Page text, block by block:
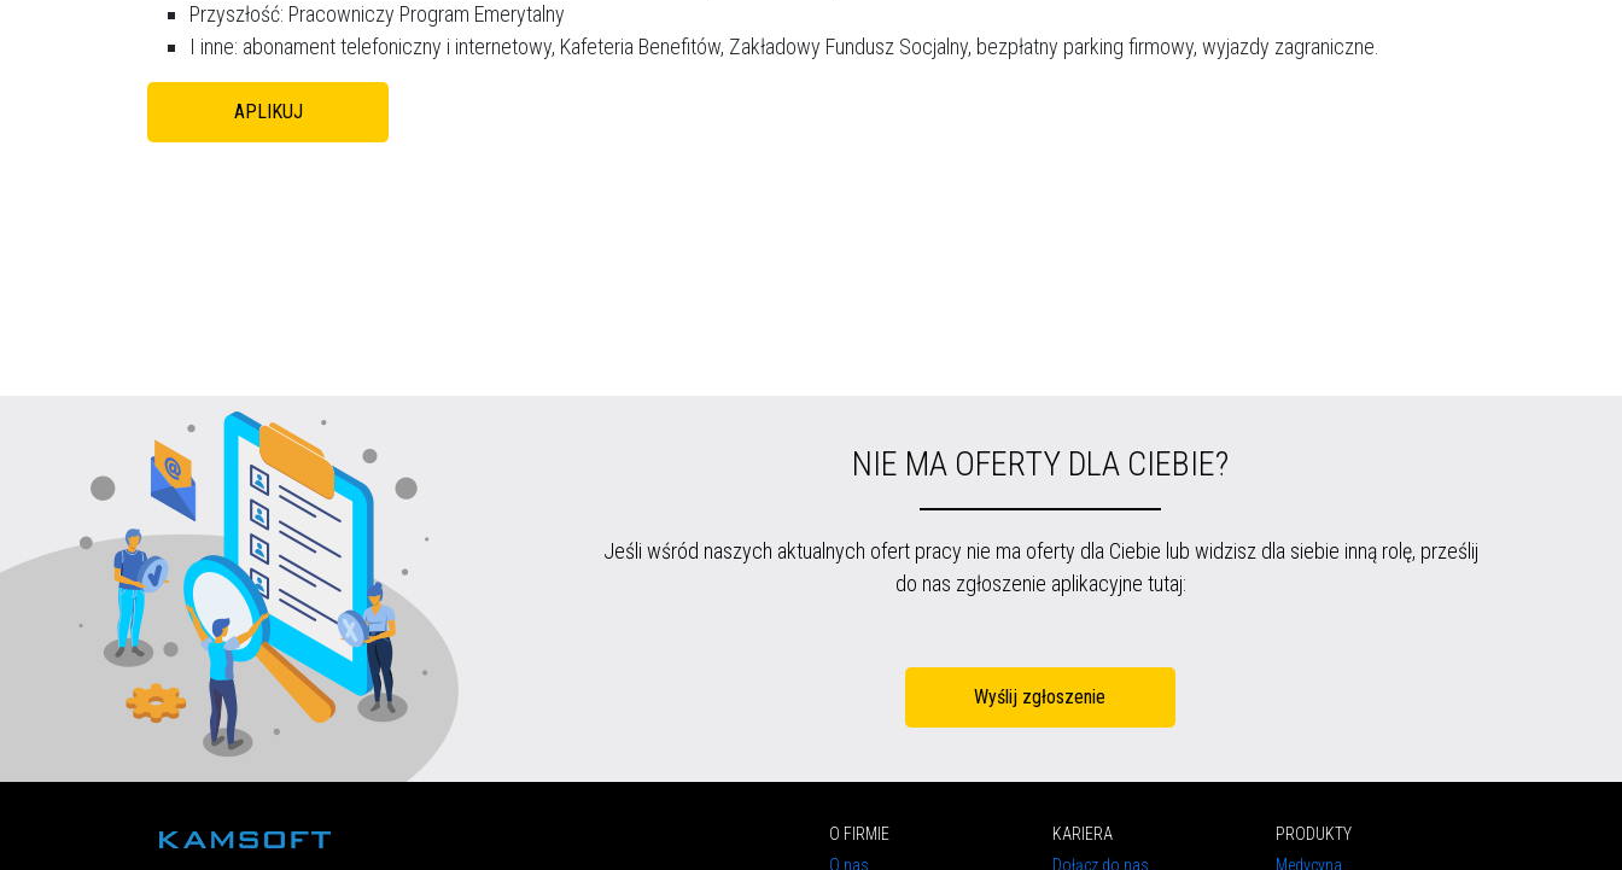
Przyszłość: Pracowniczy Program Emerytalny
I inne: abonament telefoniczny i internetowy, Kafeteria Benefitów, Zakładowy Fundusz Socjalny, bezpłatny parking firmowy, wyjazdy zagraniczne.
APLIKUJ
NIE MA OFERTY DLA CIEBIE?
Jeśli wśród naszych aktualnych ofert pracy nie ma oferty dla Ciebie lub widzisz dla siebie inną rolę, prześlij
do nas zgłoszenie aplikacyjne tutaj:
Wyślij zgłoszenie
O FIRMIE
O nas
KARIERA
Dołącz do nas
PRODUKTY
Medycyna